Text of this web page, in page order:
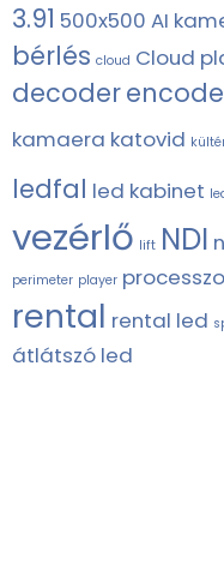
3.91 500x500 AI
bérlés cloud Cloud
decoder
kamaera katovid
ledfal led kabinet
vezérlő lift NDI
perimeter player
rental rental led
átlátszó led